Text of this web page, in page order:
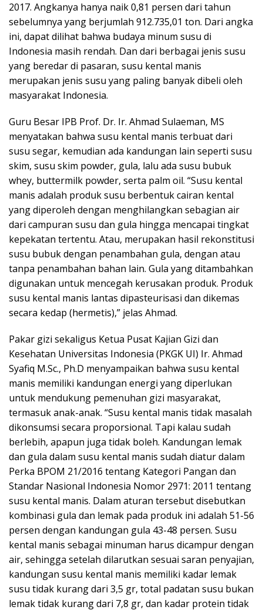
2017. Angkanya hanya naik 0,81 persen dari tahun
sebelumnya yang berjumlah 912.735,01 ton. Dari angka
ini, dapat dilihat bahwa budaya minum susu di
Indonesia masih rendah. Dan dari berbagai jenis susu
yang beredar di pasaran, susu kental manis
merupakan jenis susu yang paling banyak dibeli oleh
masyarakat Indonesia.
Guru Besar IPB Prof. Dr. Ir. Ahmad Sulaeman, MS
menyatakan bahwa susu kental manis terbuat dari
susu segar, kemudian ada kandungan lain seperti susu
skim, susu skim powder, gula, lalu ada susu bubuk
whey, buttermilk powder, serta palm oil. “Susu kental
manis adalah produk susu berbentuk cairan kental
yang diperoleh dengan menghilangkan sebagian air
dari campuran susu dan gula hingga mencapai tingkat
kepekatan tertentu. Atau, merupakan hasil rekonstitusi
susu bubuk dengan penambahan gula, dengan atau
tanpa penambahan bahan lain. Gula yang ditambahkan
digunakan untuk mencegah kerusakan produk. Produk
susu kental manis lantas dipasteurisasi dan dikemas
secara kedap (hermetis),” jelas Ahmad.
Pakar gizi sekaligus Ketua Pusat Kajian Gizi dan
Kesehatan Universitas Indonesia (PKGK UI) Ir. Ahmad
Syafiq M.Sc., Ph.D menyampaikan bahwa susu kental
manis memiliki kandungan energi yang diperlukan
untuk mendukung pemenuhan gizi masyarakat,
termasuk anak-anak. “Susu kental manis tidak masalah
dikonsumsi secara proporsional. Tapi kalau sudah
berlebih, apapun juga tidak boleh. Kandungan lemak
dan gula dalam susu kental manis sudah diatur dalam
Perka BPOM 21/2016 tentang Kategori Pangan dan
Standar Nasional Indonesia Nomor 2971: 2011 tentang
susu kental manis. Dalam aturan tersebut disebutkan
kombinasi gula dan lemak pada produk ini adalah 51-56
persen dengan kandungan gula 43-48 persen. Susu
kental manis sebagai minuman harus dicampur dengan
air, sehingga setelah dilarutkan sesuai saran penyajian,
kandungan susu kental manis memiliki kadar lemak
susu tidak kurang dari 3,5 gr, total padatan susu bukan
lemak tidak kurang dari 7,8 gr, dan kadar protein tidak